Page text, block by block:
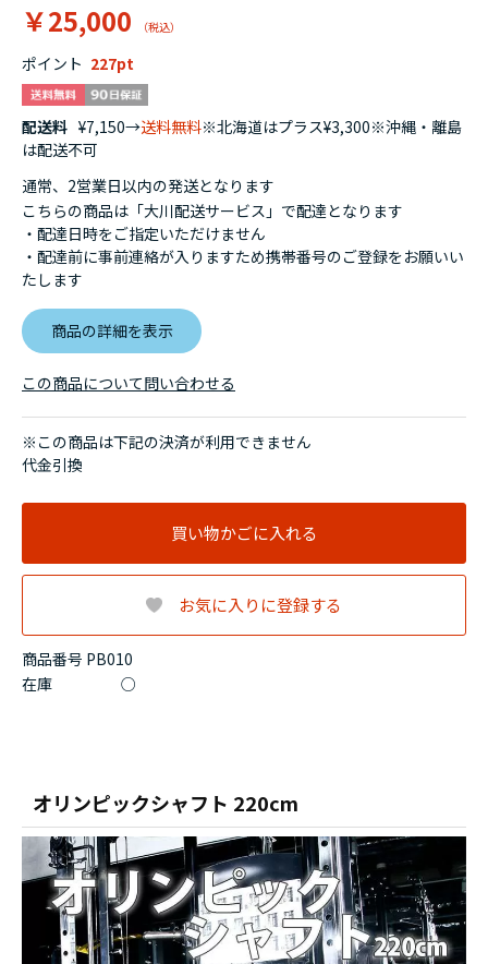
￥25,000
商品番号 PB010
ポイント 227
在庫 ○
配送料 ¥7,150→送料無料※北海道はプラス¥3,300※沖縄・離島
は配送不可
通常、2営業日以内の発送となります
こちらの商品は「大川配送サービス」で配達となります
・配達日時をご指定いただけません
・配達前に事前連絡が入りますため携帯番号のご登録をお願いい
たします
商品の詳細を表示
※この商品は下記の決済が利用できません
代金引換
買い物かごに入れる
お気に入りに登録する
この商品について問い合わせる
オリンピックシャフト 220cm